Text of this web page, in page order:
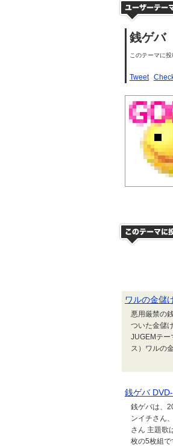
銭ゲバ
このテーマに
Tweet
ワルの金儲
悪用厳禁の
ついた金儲
JUGEMテー
ス）ワルの
銭ゲバ
銭ゲバは、
ンイチさん
さん 主題歌
枚の5枚組で